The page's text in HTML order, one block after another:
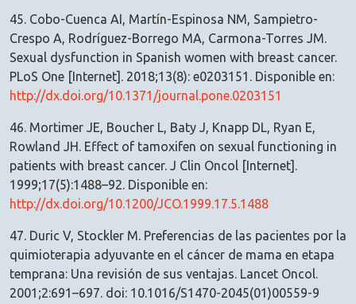
45. Cobo-Cuenca AI, Martín-Espinosa NM, Sampietro-
Crespo A, Rodríguez-Borrego MA, Carmona-Torres JM.
Sexual dysfunction in Spanish women with breast cancer.
PLoS One [Internet]. 2018;13(8): e0203151. Disponible en:
http://dx.doi.org/10.1371/journal.pone.0203151
46. Mortimer JE, Boucher L, Baty J, Knapp DL, Ryan E,
Rowland JH. Effect of tamoxifen on sexual functioning in
patients with breast cancer. J Clin Oncol [Internet].
1999;17(5):1488–92. Disponible en:
http://dx.doi.org/10.1200/JCO.1999.17.5.1488
47. Duric V, Stockler M. Preferencias de las pacientes por la
quimioterapia adyuvante en el cáncer de mama en etapa
temprana: Una revisión de sus ventajas. Lancet Oncol.
2001;2:691–697. doi: 10.1016/S1470-2045(01)00559-9